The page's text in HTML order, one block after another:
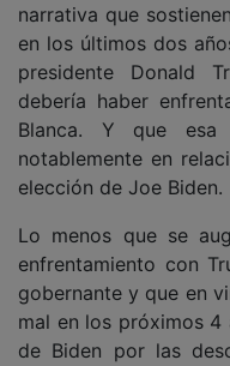
narrativa que
en los últimos dos
presidente Donald
debería haber
Blanca. Y que esa
notablemente en
elección de Joe Biden.
Lo menos que se
enfrentamiento con
gobernante y que en
mal en los próximos 4
de Biden por las